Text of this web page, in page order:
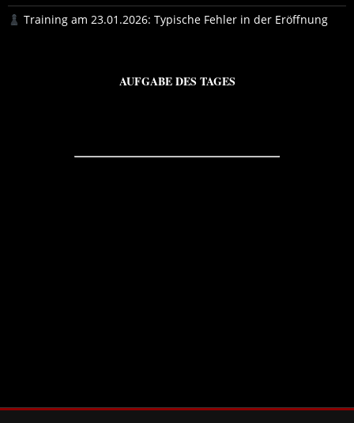
Training am 23.01.2026: Typische Fehler in der Eröffnung
AUFGABE DES TAGES